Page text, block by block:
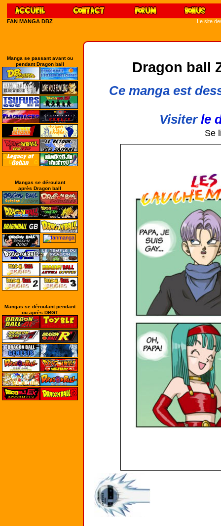
FAN MANGA DBZ Le site
Manga se passant avant ou
pendant Dragon ball
Mangas se déroulant
après Dragon ball
Mangas se déroulant pendant
ou après DBGT
Dragon ball
Ce manga est
Visiterle
Se